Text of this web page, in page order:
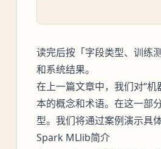
读完后按「字段类型、训练
和系统结果。
在上一篇文章中，我们对“
本的概念和术语。在这一部
型。我们将通过案例演示具
Spark MLlib简介